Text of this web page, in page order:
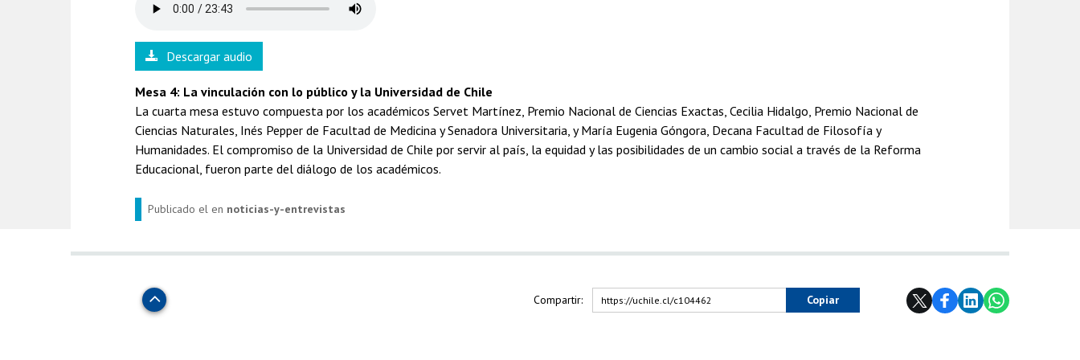
Descargar audio
Mesa 4: La vinculación con lo público y la Universidad de Chile
La cuarta mesa estuvo compuesta por los académicos Servet Martínez, Premio Nacional de Ciencias Exactas, Cecilia Hidalgo, Premio Nacional de
Ciencias Naturales, Inés Pepper de Facultad de Medicina y Senadora Universitaria, y María Eugenia Góngora, Decana Facultad de Filosofía y
Humanidades. El compromiso de la Universidad de Chile por servir al país, la equidad y las posibilidades de un cambio social a través de la Reforma
Educacional, fueron parte del diálogo de los académicos.
Publicado el en noticias-y-entrevistas
Subir Compartir: https://uchile.cl/c104462 Copiar